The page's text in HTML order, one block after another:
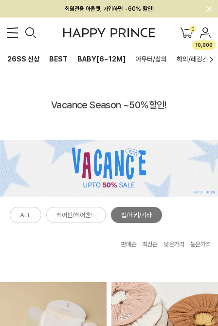
회원전용 아울렛, 가입하면 ~60% 할인!
멤버십 최대 28,000원 혜택 0
10,000
26SS 신상 BEST BABY[6~12M] 아우터/상의 하의/레깅스
Vacance Season ~50%할인!
ALL 헤어핀/헤어밴드 빕/네키/기타
판매순 최신순 낮은가격 높은가격